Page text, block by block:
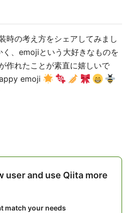
の考え方をシェアしてみまし
、emojiという大好きなものを
作れたことが素直に嬉しいで
emoji
user and use Qiita more
match your needs